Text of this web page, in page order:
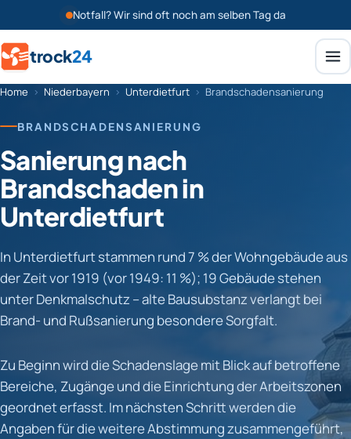
Notfall? Wir sind oft noch am selben Tag da
trock24
Home › Niederbayern › Unterdietfurt › Brandschadensanierung
BRANDSCHADENSANIERUNG
Sanierung nach
Brandschaden in
Unterdietfurt
In Unterdietfurt stammen rund 7 % der Wohngebäude aus
der Zeit vor 1919 (vor 1949: 11 %); 19 Gebäude stehen
unter Denkmalschutz – alte Bausubstanz verlangt bei
Brand- und Rußsanierung besondere Sorgfalt.
Zu Beginn wird die Schadenslage mit Blick auf betroffene
Bereiche, Zugänge und die Einrichtung der Arbeitszonen
geordnet erfasst. Im nächsten Schritt werden die
Angaben für die weitere Abstimmung zusammengeführt,